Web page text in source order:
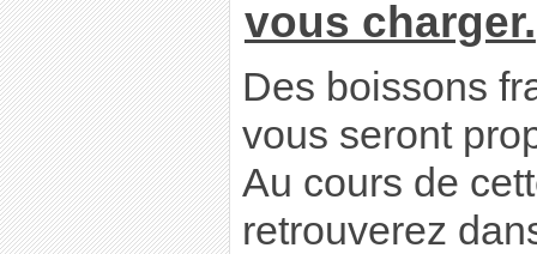
vous charger.
Des boissons
vous seront
Au cours de
retrouverez